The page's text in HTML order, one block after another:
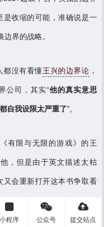
收缩的可能，准确说是一
界的战略。
都没有看懂王兴的边界论 ，
公司，其实“他的真实意思
自我设限太严重了”。
有限与无限的游戏》的王
，但是由于英文描述太枯
会重新打开这本书争取看
小程序 公众号 提交站点